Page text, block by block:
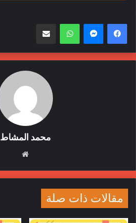
إتفاقية الخدمات الجوية
واتساب
محمد المشاط
مقالات ذات صلة